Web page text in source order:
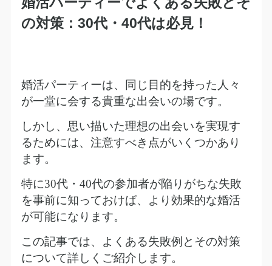
の対策：30代・40代は必見！
婚活パーティーは、同じ目的を持った人々
が一堂に会する貴重な出会いの場です。
しかし、思い描いた理想の出会いを実現す
るためには、注意すべき点がいくつかあり
ます。
特に30代・ 40代の参加者が陥りがちな失敗
を事前に知っておけば、より効果的な婚活
が可能になります。
この記事では、よくある失敗例とその対策
について詳しくご紹介します。